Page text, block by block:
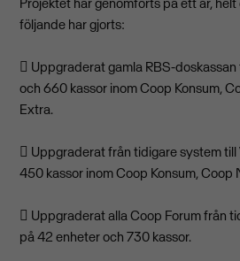
följande har gjorts:
 Uppgraderat gamla RBS-
och 660 kassor inom Coop Konsum,
Extra.
 Uppgraderat från tidigare system till
450 kassor inom Coop Konsum, Coop
 Uppgraderat alla Coop Forum från
på 42 enheter och 730 kassor.